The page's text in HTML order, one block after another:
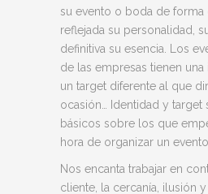
su evento o boda de forma
reflejada su personalidad,
definitiva su esencia. Los
de las empresas tienen una
un target diferente al que
ocasión… Identidad y
básicos sobre los que
hora de organizar un evento.
Nos encanta trabajar en
cliente, la cercanía, ilusión